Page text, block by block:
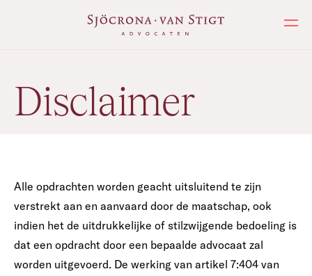
Disclaimer
Alle opdrachten worden geacht uitsluitend te zijn
verstrekt aan en aanvaard door de maatschap, ook
indien het de uitdrukkelijke of stilzwijgende bedoeling is
dat een opdracht door een bepaalde advocaat zal
worden uitgevoerd. De werking van artikel 7:404 van